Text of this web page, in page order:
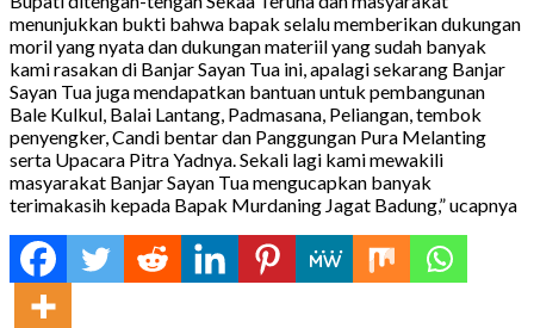
menunjukkan bukti bahwa bapak selalu memberikan dukungan
moril yang nyata dan dukungan materiil yang sudah banyak
kami rasakan di Banjar Sayan Tua ini, apalagi sekarang Banjar
Sayan Tua juga mendapatkan bantuan untuk pembangunan
Bale Kulkul, Balai Lantang, Padmasana, Peliangan, tembok
penyengker, Candi bentar dan Panggungan Pura Melanting
serta Upacara Pitra Yadnya. Sekali lagi kami mewakili
masyarakat Banjar Sayan Tua mengucapkan banyak
terimakasih kepada Bapak Murdaning Jagat Badung,” ucapnya